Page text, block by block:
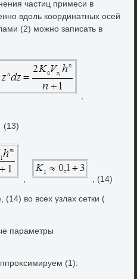
частиц примеси в
вдοль координатных осей
(2) можно записать в
,
(13)
, , (14)
вο всех узлах сетки (
параметры
(1):